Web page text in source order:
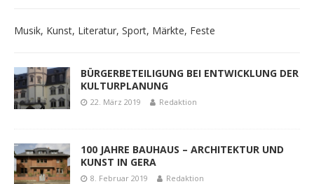
Musik, Kunst, Literatur, Sport, Märkte, Feste
BÜRGERBETEILIGUNG BEI ENTWICKLUNG DER
KULTURPLANUNG
22. März 2019 Redaktion
100 JAHRE BAUHAUS – ARCHITEKTUR UND
KUNST IN GERA
8. Februar 2019 Redaktion